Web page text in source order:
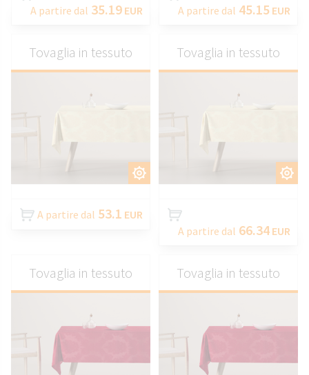
A partire dal 35.19 EUR A partire dal 45.15 EUR
Tovaglia in tessuto
A partire dal 53.1 EUR
Tovaglia in tessuto
A partire dal 66.34 EUR
Tovaglia in tessuto Tovaglia in tessuto